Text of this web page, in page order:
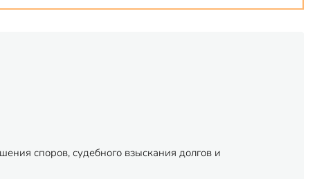
споров, судебного взыскания долгов и